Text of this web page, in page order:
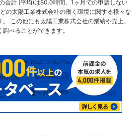
合計 (平均)は80.0時間、1ヶ月での申請しない
の太陽工業株式会社の働く環境に関する様々な
この他にも太陽工業株式会社の業績や売上、
べることができます。